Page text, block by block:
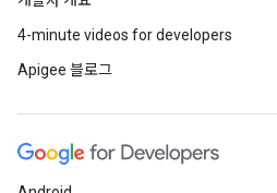
4-minute videos for developers
Apigee 블로그